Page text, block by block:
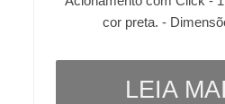
cor preta. -
LEIA